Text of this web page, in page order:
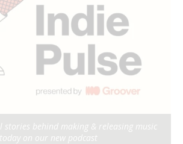
stories behind making & releasing music
today on our new podcast